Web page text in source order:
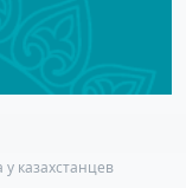
казахстанцев